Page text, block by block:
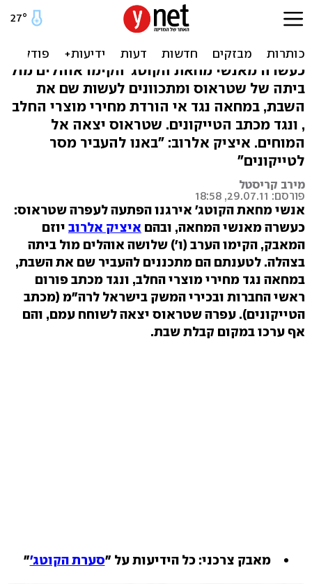
מחאת הקוטג': אוהלים מול
בית עפרה שטראוס
כעשרה מאנשי מחאת הקוטג' הקימו אוהלים מול
ביתה של שטראוס ומתכוונים לעשות שם את
השבת, במחאה נגד אי הורדת מחירי מוצרי החלב
, ונגד מכתב הטייקונים. שטראוס יצאה אל
המוחים. איציק אלרוב: "באנו להעביר מסר
לטייקונים"
מירב קריסטל
פורסם: 29.07.11, 18:58
אנשי מחאת הקוטג' אירגנו הפתעה לעפרה שטראוס:
כעשרה מאנשי המחאה, ובהם איציק אלרוב יוזם
המאבק, הקימו הערב (ו') שלושה אוהלים מול ביתה
בצהלה. לטענתם הם מתכננים להעביר שם את השבת,
במחאה נגד מחירי מוצרי החלב, ונגד מכתב פורום
ראשי החברות ובכירי המשק בישראל לרה"מ (מכתב
הטייקונים). עפרה שטראוס יצאה לשוחח עמם, והם
אף ערכו במקום קבלת שבת.
מאבק צרכני: כל הידיעות על "סערת הקוטג'"